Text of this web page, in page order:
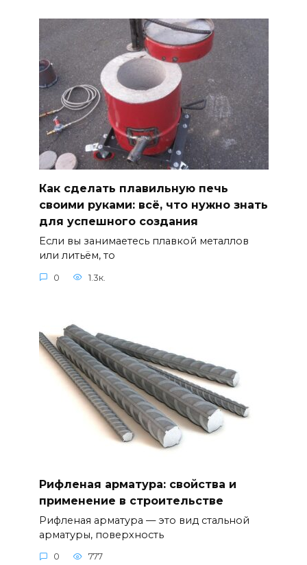
Как сделать плавильную печь
своими руками: всё, что нужно знать
для успешного создания
Если вы занимаетесь плавкой металлов
или литьём, то
0 1.3к.
Рифленая арматура: свойства и
применение в строительстве
Рифленая арматура — это вид стальной
арматуры, поверхность
0 777